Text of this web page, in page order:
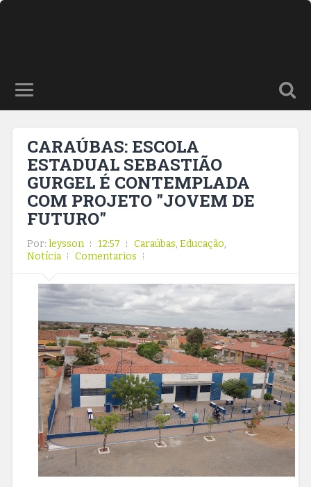
CARAÚBAS: ESCOLA
ESTADUAL SEBASTIÃO
GURGEL É CONTEMPLADA
COM PROJETO "JOVEM DE
FUTURO"
Por: leysson 12:57 Caraúbas, Educação,
Notícia
Comentarios